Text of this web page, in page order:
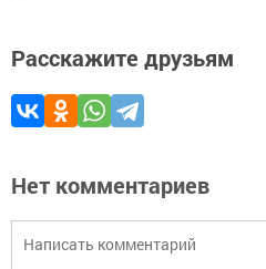
Расскажите друзьям
Нет комментариев